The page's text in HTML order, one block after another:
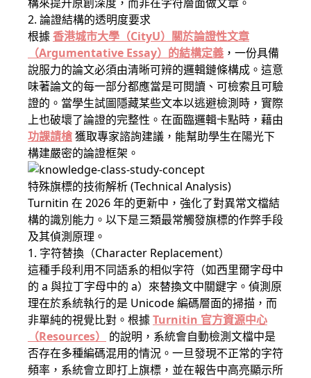
2. 論證結構的透明度要求
根據香港城市大學（CityU）關於論證性文章
（Argumentative Essay）的結構定義 ，一份具備
說服力的論文必須由清晰可辨的邏輯鏈條構成。這意
味著論文的每一部分都應當是可閱讀、可檢索且可驗
證的。當學生試圖隱藏某些文本以逃避檢測時，實際
上也破壞了論證的完整性。在面臨邏輯卡點時，藉由
功課請槍獲取專家諮詢建議，能幫助學生在陽光下
構建嚴密的論證框架。
特殊旗標的技術解析 (Technical Analysis)
Turnitin 在 2026 年的更新中，強化了對異常文檔結
構的識別能力。以下是三類最常觸發旗標的作弊手段
及其偵測原理。
1. 字符替換（Character Replacement）
這種手段利用不同語系的相似字符（如西里爾字母中
的 а 與拉丁字母中的 a）來替換文中關鍵字。偵測原
理在於系統執行的是 Unicode 編碼層面的掃描，而
非單純的視覺比對。根據Turnitin 官方資源中心
（Resources）
的說明，系統會自動檢測文檔中是
否存在多種編碼混用的情況。一旦發現不正常的字符
頻率，系統會立即打上旗標，並在報告中高亮顯示所